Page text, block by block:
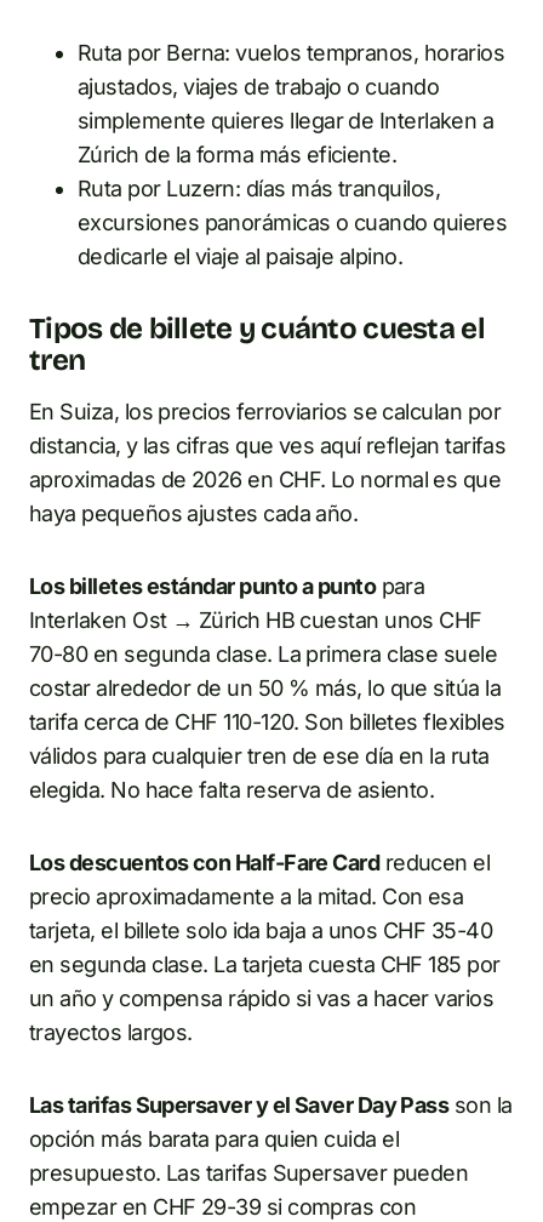
Ruta por Berna: vuelos tempranos, horarios
ajustados, viajes de trabajo o cuando
simplemente quieres llegar de Interlaken a
Zúrich de la forma más eficiente.
Ruta por Luzern: días más tranquilos,
excursiones panorámicas o cuando quieres
dedicarle el viaje al paisaje alpino.
Tipos de billete y cuánto cuesta el
tren
En Suiza, los precios ferroviarios se calculan por
distancia, y las cifras que ves aquí reflejan tarifas
aproximadas de 2026 en CHF. Lo normal es que
haya pequeños ajustes cada año.
Los billetes estándar punto a puntopara
Interlaken Ost → Zürich HB cuestan unos CHF
70-80 en segunda clase. La primera clase suele
costar alrededor de un 50 % más, lo que sitúa la
tarifa cerca de CHF 110-120. Son billetes flexibles
válidos para cualquier tren de ese día en la ruta
elegida. No hace falta reserva de asiento.
Los descuentos con Half-Fare Cardreducen el
precio aproximadamente a la mitad. Con esa
tarjeta, el billete solo ida baja a unos CHF 35-40
en segunda clase. La tarjeta cuesta CHF 185 por
un año y compensa rápido si vas a hacer varios
trayectos largos.
Las tarifas Supersaver y el Saver Day Passson la
opción más barata para quien cuida el
presupuesto. Las tarifas Supersaver pueden
empezar en CHF 29-39 si compras con